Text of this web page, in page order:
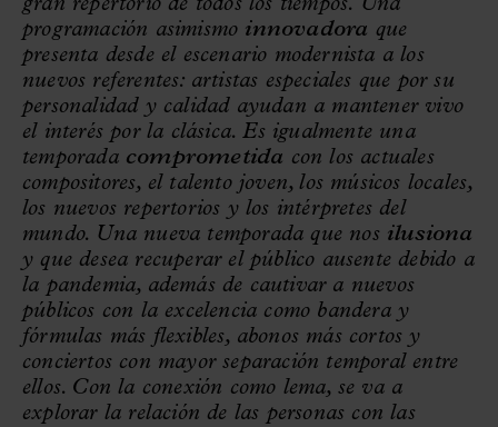
gran repertorio de todos los tiempos. Una
programación asimismo innovadora que
presenta desde el escenario modernista a los
nuevos referentes: artistas especiales que por su
personalidad y calidad ayudan a mantener vivo
el interés por la clásica. Es igualmente una
temporada comprometida con los actuales
compositores, el talento joven, los músicos locales,
los nuevos repertorios y los intérpretes del
mundo. Una nueva temporada que nos ilusiona
y que desea recuperar el público ausente debido a
la pandemia, además de cautivar a nuevos
públicos con la excelencia como bandera y
fórmulas más flexibles, abonos más cortos y
conciertos con mayor separación temporal entre
ellos. Con la conexión como lema, se va a
explorar la relación de las personas con las